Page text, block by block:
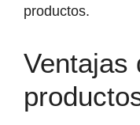
productos.
Ventajas